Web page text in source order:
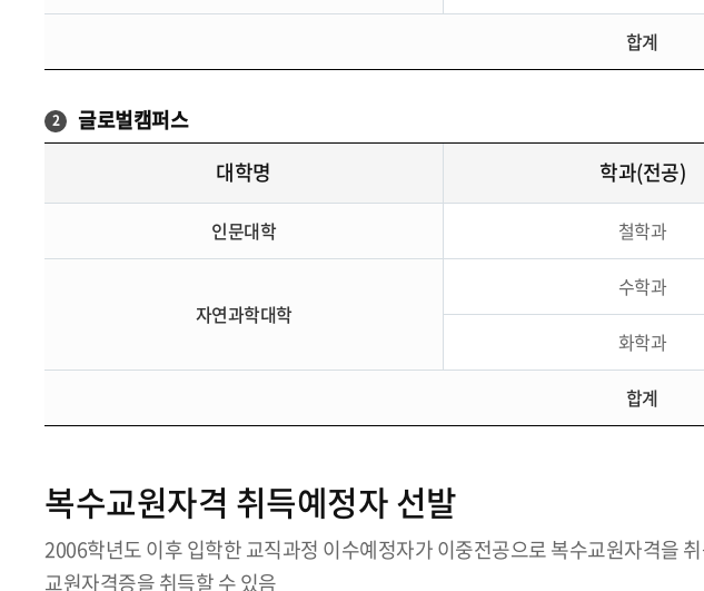
합계
2
글로벌캠퍼스
대학명
학과(전공)
인문대학 철학과
자연과학대학
수학과
화학과
합계
복수교원자격 취득예정자 선발
2006학년도 이후 입학한 교직과정 이수예정자가 이중전공으로 복수교원자격을
교원자격증을 취득할 수 있음